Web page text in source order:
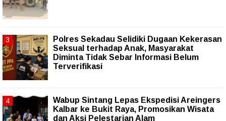
Polres Sekadau Selidiki Dugaan Kekerasan
Seksual terhadap Anak, Masyarakat
Diminta Tidak Sebar Informasi Belum
Terverifikasi
Wabup Sintang Lepas Ekspedisi Areingers
Kalbar ke Bukit Raya, Promosikan Wisata
dan Aksi Pelestarian Alam